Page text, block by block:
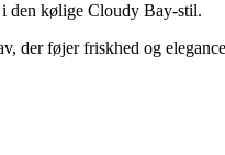
i den kølige Cloudy Bay-stil.
der føjer friskhed og